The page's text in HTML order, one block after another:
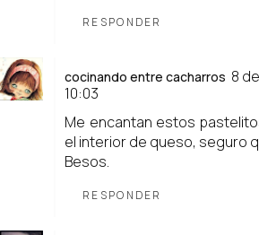
RESPONDER
cocinando entre cacharros 8
10:03
Me encantan estos
el interior de queso, seguro
Besos.
RESPONDER